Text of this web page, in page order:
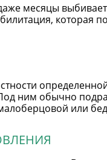
месяцы
определенной
ним обычно
или